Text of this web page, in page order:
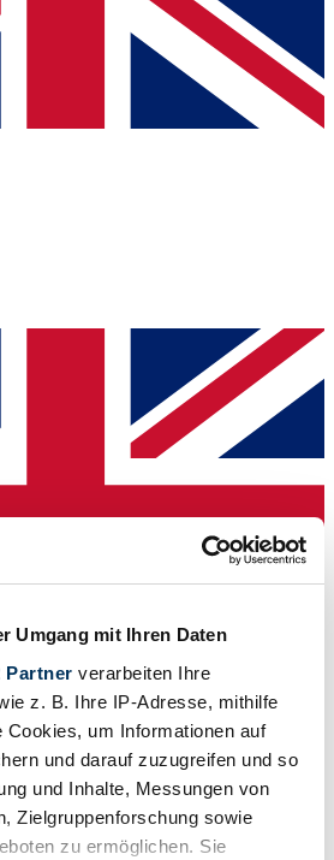
Umgang mit Ihren Daten
Partner verarbeiten Ihre
z. B. Ihre IP-Adresse, mithilfe
Cookies, um Informationen auf
und darauf zuzugreifen und so
und Inhalte, Messungen von
Zielgruppenforschung sowie
zu ermöglichen. Sie